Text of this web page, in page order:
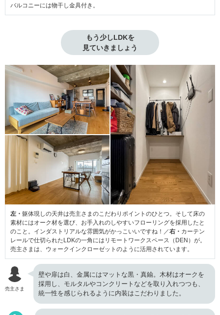
バルコニーには物干し金具付き。
もう少しLDKを
見ていきましょう
左・ 躯体現しの天井は売主さまのこだわりポイントのひとつ。そして床の
素材にはオーク材を選び、お手入れのしやすいフローリングを採用したと
のこと。インダストリアルな雰囲気がかっこいいですね！／右・ カーテン
レールで仕切られたLDKの一角にはリモートワークスペース（DEN）が。
売主さまは、ウォークインクローゼットのように活用されています。
売主さま
壁や扉は白、金属にはマットな黒・真鍮。木材はオークを
採用し、モルタルやコンクリートなどを取り入れつつも、
統一性を感じられるように内装はこだわりました。